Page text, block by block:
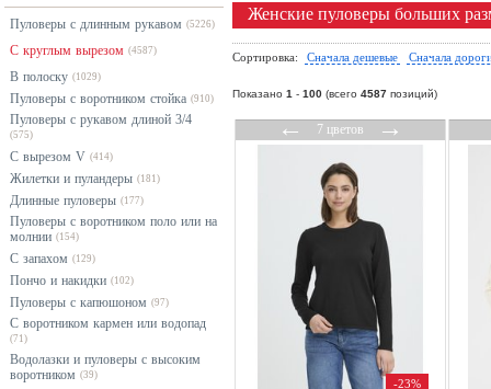
Пуловеры с длинным рукавом (5226)
С круглым вырезом (4587)
В полоску (1029)
Пуловеры с воротником стойка (910)
Пуловеры с рукавом длиной 3/4
(575)
С вырезом V (414)
Жилетки и пуландеры (181)
Длинные пуловеры (177)
Пуловеры с воротником поло или на
молнии (154)
С запахом (129)
Пончо и накидки (102)
Пуловеры с капюшоном (97)
С воротником кармен или водопад
(71)
Водолазки и пуловеры с высоким
воротником (39)
Женские пуловеры больших
Сортировка: Сначала дешевые Сначала
Показано 1 - 100 (всего 4587 позиций)
←7 цветов→
-23%